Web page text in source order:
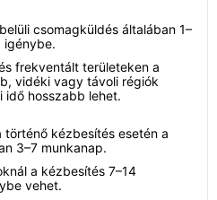
csomagküldés általában 1–
igénybe.
frekventált területeken a
vidéki vagy távoli régiók
idő hosszabb lehet.
történő kézbesítés esetén a
3–7 munkanap.
a kézbesítés 7–14
vehet.